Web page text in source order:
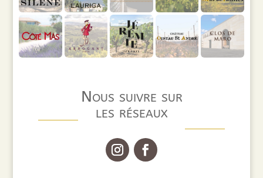
Nous suivre sur
les réseaux